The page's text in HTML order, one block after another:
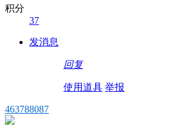
积分
37
发消息
回复
使用道具 举报
463788087